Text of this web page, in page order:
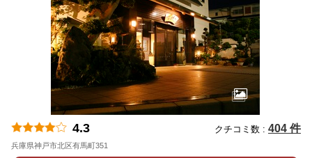
4.3 クチコミ数 : 404 件
兵庫県神戸市北区有馬町351